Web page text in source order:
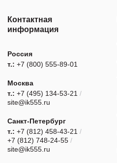
Контактная
информация
Россия
т.: +7 (800) 555-89-01
Москва
т.: +7 (495) 134-53-21 /
site@ik555.ru
Санкт-Петербург
т.: +7 (812) 458-43-21 /
+7 (812) 748-24-55 /
site@ik555.ru